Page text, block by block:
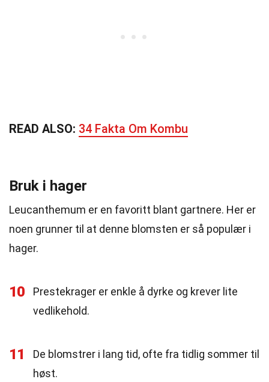
READ ALSO: 34 Fakta Om Kombu
Bruk i hager
Leucanthemum er en favoritt blant gartnere. Her er
noen grunner til at denne blomsten er så populær i
hager.
10
Prestekrager er enkle å dyrke og krever lite
vedlikehold.
11
De blomstrer i lang tid, ofte fra tidlig sommer til
høst.